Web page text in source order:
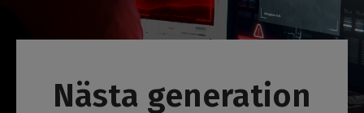
Nästa generation